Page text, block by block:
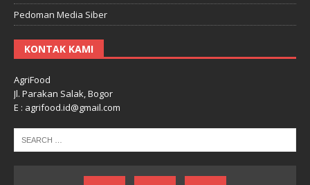
Pedoman Media Siber
KONTAK KAMI
AgriFood
Jl. Parakan Salak, Bogor
E : agrifood.id@gmail.com